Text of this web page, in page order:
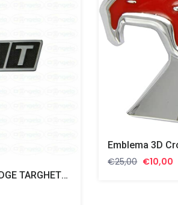
STEMMA LOGO FREGIO BADGE TARGHETTA SCRITTA “FIAT” 12X3 CM RICAMBIO NUOVO
Emblema 3D
€25,00 Il
€10,00